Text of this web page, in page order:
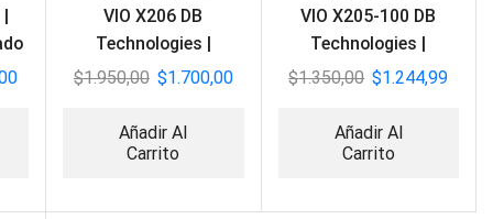
|
VIO X206 DB
Technologies |
Parlante Activo 2 vías
$1.950,00 $1.700,00
Añadir Al
Carrito
VIO X205-100 DB
Technologies |
Parlante Activo 2 vías
$1.350,00 $1.244,99
Añadir Al
Carrito